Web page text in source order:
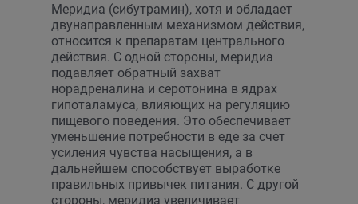
Меридиа (сибутрамин), хотя и обладает
двунаправленным механизмом действия,
относится к препаратам центрального
действия. С одной стороны, меридиа
подавляет обратный захват
норадреналина и серотонина в ядрах
гипоталамуса, влияющих на регуляцию
пищевого поведения. Это обеспечивает
уменьшение потребности в еде за счет
усиления чувства насыщения, а в
дальнейшем способствует выработке
правильных привычек питания. С другой
стороны, меридиа увеличивает